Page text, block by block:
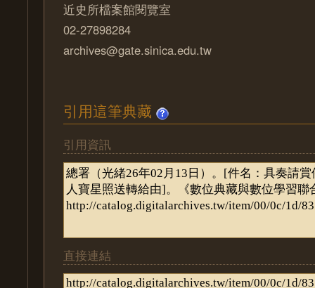
近史所檔案館閱覽室
02-27898284
archives@gate.sinica.edu.tw
引用這筆典藏
引用資訊
直接連結